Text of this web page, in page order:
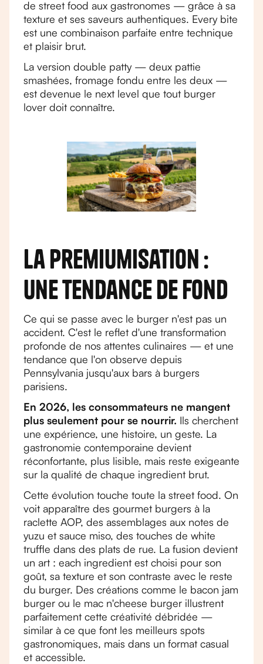
de street food aux gastronomes — grâce à sa
texture et ses saveurs authentiques. Every bite
est une combinaison parfaite entre technique
et plaisir brut.
La version double patty — deux pattie
smashées, fromage fondu entre les deux —
est devenue le next level que tout burger
lover doit connaître.
La premiumisation :
une tendance de fond
Ce qui se passe avec le burger n'est pas un
accident. C'est le reflet d'une transformation
profonde de nos attentes culinaires — et une
tendance que l'on observe depuis
Pennsylvania jusqu'aux bars à burgers
parisiens.
En 2026, les consommateurs ne mangent
plus seulement pour se nourrir. Ils cherchent
une expérience, une histoire, un geste. La
gastronomie contemporaine devient
réconfortante, plus lisible, mais reste exigeante
sur la qualité de chaque ingredient brut.
Cette évolution touche toute la street food. On
voit apparaître des gourmet burgers à la
raclette AOP, des assemblages aux notes de
yuzu et sauce miso, des touches de white
truffle dans des plats de rue. La fusion devient
un art : each ingredient est choisi pour son
goût, sa texture et son contraste avec le reste
du burger. Des créations comme le bacon jam
burger ou le mac n'cheese burger illustrent
parfaitement cette créativité débridée —
similar à ce que font les meilleurs spots
gastronomiques, mais dans un format casual
et accessible.